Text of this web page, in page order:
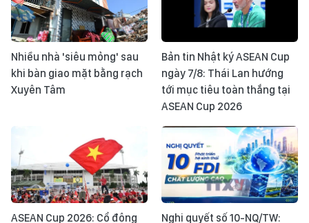
Nhiều nhà 'siêu mỏng' sau
khi bàn giao mặt bằng rạch
Xuyên Tâm
Bản tin Nhật ký ASEAN Cup
ngày 7/8: Thái Lan hướng
tới mục tiêu toàn thắng tại
ASEAN Cup 2026
ASEAN Cup 2026: Cổ động Nghị quyết số 10-NQ/TW: